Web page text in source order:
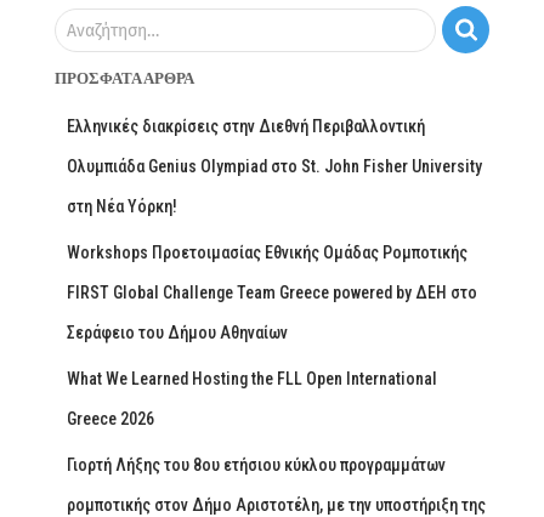
Αναζήτηση…
ΠΡΌΣΦΑΤΑ ΆΡΘΡΑ
Ελληνικές διακρίσεις στην Διεθνή Περιβαλλοντική
Ολυμπιάδα Genius Olympiad στο St. John Fisher University
στη Νέα Υόρκη!
Workshops Προετοιμασίας Εθνικής Ομάδας Ρομποτικής
FIRST Global Challenge Team Greece powered by ΔΕΗ στο
Σεράφειο του Δήμου Αθηναίων
What We Learned Hosting the FLL Open International
Greece 2026
Γιορτή Λήξης του 8ου ετήσιου κύκλου προγραμμάτων
ρομποτικής στον Δήμο Αριστοτέλη, με την υποστήριξη της